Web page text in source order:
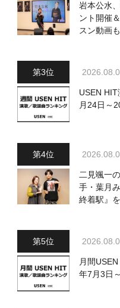
岩本公水
ント開催
スン動画
USEN
月24日～
二見颯一
手・葉月
終着駅』
月間
年7月3日